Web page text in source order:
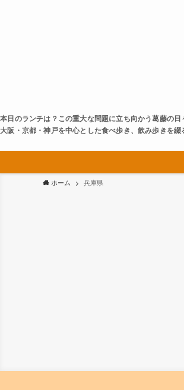
本日のランチは？この重大な問題に立ち向かう葛藤の日
大阪・京都・神戸を中心とした食べ歩き、飲み歩きを綴
ホーム 兵庫県